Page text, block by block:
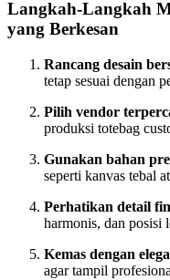
Langkah-Langkah
yang Berkesan
Rancang desain
tetap sesuai dengan
Pilih vendor
produksi totebag
Gunakan bahan
seperti kanvas tebal
Perhatikan detail
harmonis, dan posisi
Kemas dengan
agar tampil